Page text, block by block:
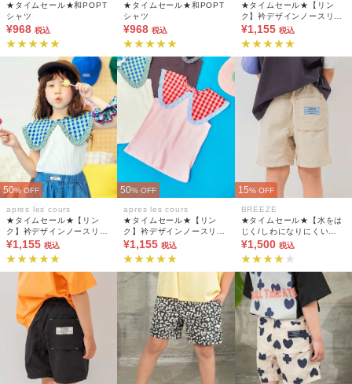
★タイムセール★和POPT
シャツ
¥968 税込
★タイムセール★和POPT
シャツ
¥968 税込
★タイムセール★【リン
ク】衿デザインノースリー
ブトップス
¥1,155 税込
50% OFF
apres les cours
★タイムセール★【リン
ク】衿デザインノースリー
ブトップス
¥1,155 税込
50% OFF
apres les cours
★タイムセール★【リン
ク】衿デザインノースリー
ブトップス
¥1,155 税込
15% OFF
BREEZE
★タイムセール★【水をは
じく/しわになりにくい】
水陸両用パンツ 4分丈_UV
カット/撥水加工
¥1,500 税込